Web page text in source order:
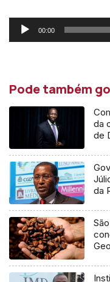
Reprodutor
de
00:00
Pode também
da
de
da